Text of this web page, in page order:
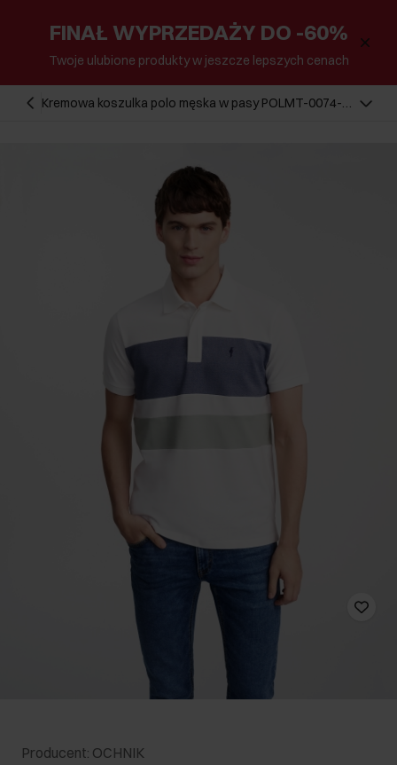
FINAŁ WYPRZEDAŻY DO -60%
Twoje ulubione produkty w jeszcze lepszych cenach
Kremowa koszulka polo męska w pasy POLMT-0074-
Producent: OCHNIK